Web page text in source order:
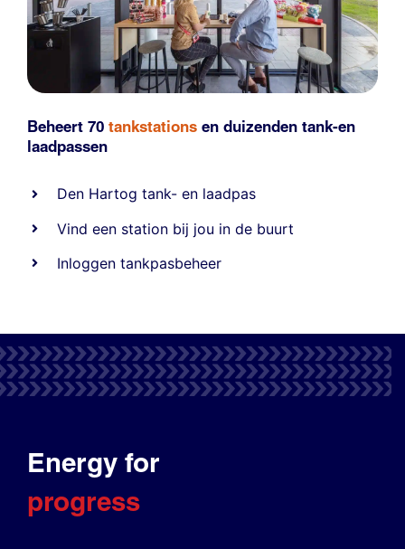
Beheert 70 tankstations en duizenden tank-en
laadpassen
Den Hartog tank- en laadpas
Vind een station bij jou in de buurt
Inloggen tankpasbeheer
Energy for
progress